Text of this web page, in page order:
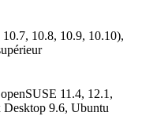
10.8, 10.9, 10.10),
11.4, 12.1,
9.6, Ubuntu